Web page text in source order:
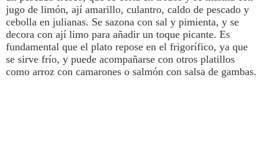
jugo de limón, ají amarillo, culantro, caldo de pescado y
cebolla en julianas. Se sazona con sal y pimienta, y se
decora con ají limo para añadir un toque picante. Es
fundamental que el plato repose en el frigorífico, ya que
se sirve frío, y puede acompañarse con otros platillos
como arroz con camarones o salmón con salsa de gambas.